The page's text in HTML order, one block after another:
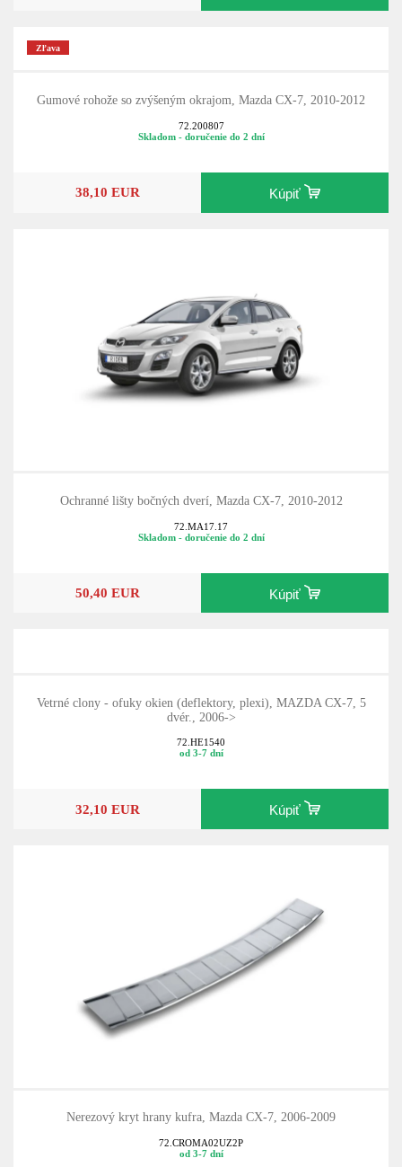
Zľava
Gumové rohože so zvýšeným okrajom, Mazda CX-7, 2010-2012
72.200807
Skladom - doručenie do 2 dní
38,10 EUR Kúpiť
Ochranné lišty bočných dverí, Mazda CX-7, 2010-2012
72.MA17.17
Skladom - doručenie do 2 dní
50,40 EUR Kúpiť
Vetrné clony - ofuky okien (deflektory, plexi), MAZDA CX-7, 5
dvér., 2006->
72.HE1540
od 3-7 dní
32,10 EUR Kúpiť
Nerezový kryt hrany kufra, Mazda CX-7, 2006-2009
72.CROMA02UZ2P
od 3-7 dní